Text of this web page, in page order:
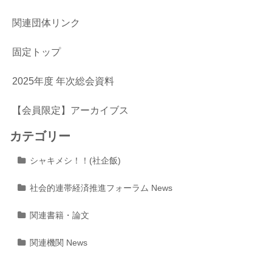
関連団体リンク
固定トップ
2025年度 年次総会資料
【会員限定】アーカイブス
カテゴリー
シャキメシ！！(社企飯)
社会的連帯経済推進フォーラム News
関連書籍・論文
関連機関 News